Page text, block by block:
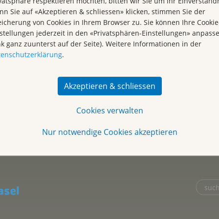
Sie auf «Akzeptieren & schliessen» klicken, stimmen Sie der
von Cookies in Ihrem Browser zu. Sie können Ihre
jederzeit in den «Privatsphären-Einstellungen»
ganz zuunterst auf der Seite). Weitere Informationen in der
.
Akzeptieren & schliessen
Cookies verwalten
Nur notwendige Cookies akzeptieren
Psychoonkologische Beraterin SGPO
Telefon 061 319 99 88.
Ohr und sind für Sie da!